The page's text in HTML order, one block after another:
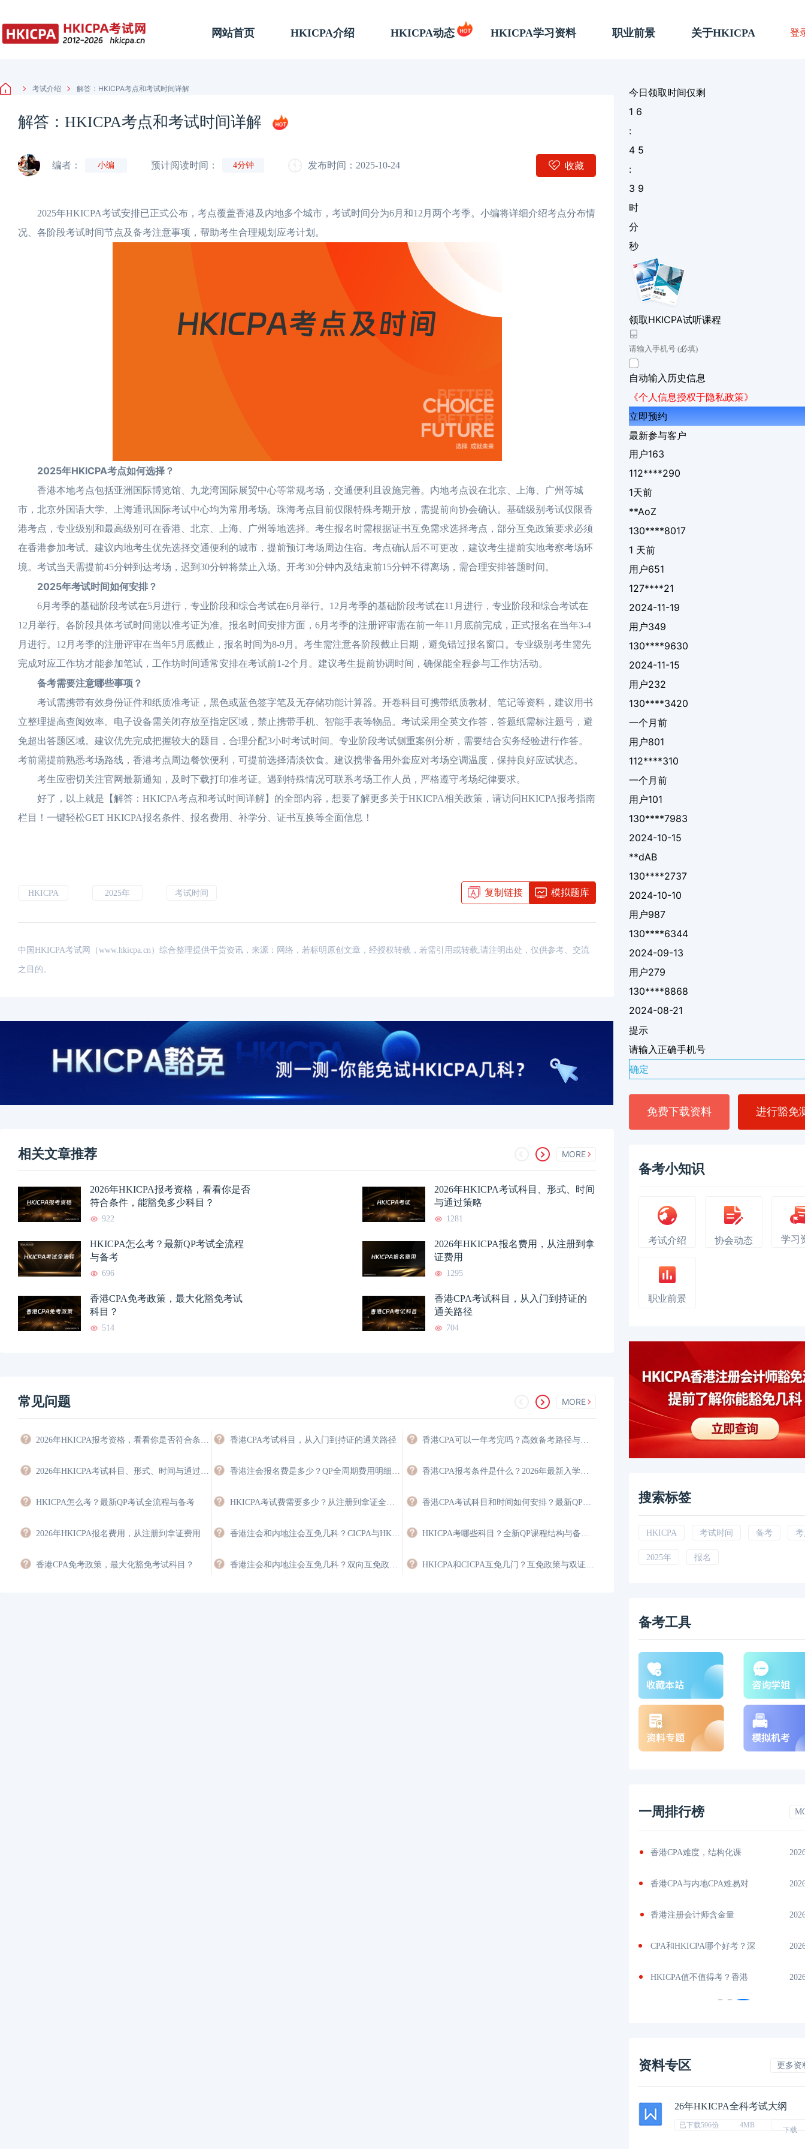
网站首页 HKICPA介绍 HKICPA动态 HKICPA学习资料 职业前景 关于HKICPA 登
考试介绍 解答：HKICPA考点和考试时间详解
解答：HKICPA考点和考试时间详解
编者： 小编 预计阅读时间： 4分钟 发布时间：2025-10-24 收藏
2025年HKICPA考试安排已正式公布，考点覆盖香港及内地多个城市，考试时间分为6月和12月两个考季。小编将详细介绍考点分布情
况、各阶段考试时间节点及备考注意事项，帮助考生合理规划应考计划。
2025年HKICPA考点如何选择？
香港本地考点包括亚洲国际博览馆、九龙湾国际展贸中心等常规考场，交通便利且设施完善。内地考点设在北京、上海、广州等城
市，北京外国语大学、上海通讯国际考试中心均为常用考场。珠海考点目前仅限特殊考期开放，需提前向协会确认。基础级别考试仅限香
港考点，专业级别和最高级别可在香港、北京、上海、广州等地选择。考生报名时需根据证书互免需求选择考点，部分互免政策要求必须
在香港参加考试。建议内地考生优先选择交通便利的城市，提前预订考场周边住宿。考点确认后不可更改，建议考生提前实地考察考场环
境。考试当天需提前45分钟到达考场，迟到30分钟将禁止入场。开考30分钟内及结束前15分钟不得离场，需合理安排答题时间。
2025年考试时间如何安排？
6月考季的基础阶段考试在5月进行，专业阶段和综合考试在6月举行。12月考季的基础阶段考试在11月进行，专业阶段和综合考试在
12月举行。各阶段具体考试时间需以准考证为准。报名时间安排方面，6月考季的注册评审需在前一年11月底前完成，正式报名在当年3-4
月进行。12月考季的注册评审在当年5月底截止，报名时间为8-9月。考生需注意各阶段截止日期，避免错过报名窗口。专业级别考生需先
完成对应工作坊才能参加笔试，工作坊时间通常安排在考试前1-2个月。建议考生提前协调时间，确保能全程参与工作坊活动。
备考需要注意哪些事项？
考试需携带有效身份证件和纸质准考证，黑色或蓝色签字笔及无存储功能计算器。开卷科目可携带纸质教材、笔记等资料，建议用书
立整理提高查阅效率。电子设备需关闭存放至指定区域，禁止携带手机、智能手表等物品。考试采用全英文作答，答题纸需标注题号，避
免超出答题区域。建议优先完成把握较大的题目，合理分配3小时考试时间。专业阶段考试侧重案例分析，需要结合实务经验进行作答。
考前需提前熟悉考场路线，香港考点周边餐饮便利，可提前选择清淡饮食。建议携带备用外套应对考场空调温度，保持良好应试状态。
考生应密切关注官网最新通知，及时下载打印准考证。遇到特殊情况可联系考场工作人员，严格遵守考场纪律要求。
好了，以上就是【解答：HKICPA考点和考试时间详解】的全部内容，想要了解更多关于HKICPA相关政策，请访问HKICPA报考指南
栏目！一键轻松GET HKICPA报名条件、报名费用、补学分、证书互换等全面信息！
HKICPA 2025年 考试时间 复制链接 模拟题库
中国HKICPA考试网（www.hkicpa.cn）综合整理提供干货资讯，来源：网络，若标明原创文章，经授权转载，若需引用或转载,请注明出处，仅供参考、交流
之目的。
相关文章推荐 MORE
2026年HKICPA报考资格，看看你是否
符合条件，能豁免多少科目？
922
2026年HKICPA考试科目、形式、时间
与通过策略
1281
HKICPA怎么考？最新QP考试全流程
与备考
696
2026年HKICPA报名费用，从注册到拿
证费用
1295
香港CPA免考政策，最大化豁免考试
科目？
514
香港CPA考试科目，从入门到持证的
通关路径
704
常见问题 MORE
HKICPA怎么考？最新QP考试全流程与备考
2026年HKICPA报名费用，从注册到拿证费用
香港CPA免考政策，最大化豁免考试科目？
香港CPA考试科目，从入门到持证的通关路径
今日领取时间仅剩
1 6
:
4 5
:
3 8
时
分
秒
领取HKICPA试听课程
自动输入历史信息
《个人信息授权于隐私政策》
立即预约
最新参与客户
用户163
112****290
1天前
**AoZ
130****8017
1 天前
用户651
127****21
2024-11-19
用户349
130****9630
2024-11-15
用户232
130****3420
一个月前
用户801
112****310
一个月前
用户101
130****7983
2024-10-15
**dAB
130****2737
2024-10-10
用户987
130****6344
2024-09-13
用户279
130****8868
2024-08-21
提示
请输入正确手机号
确定
免费下载资料 进行豁免
备考小知识
考试介绍 协会动态 学习
职业前景
搜索标签
HKICPA 考试时间 备考
2025年 报名
备考工具
一周排行榜
香港CPA难度，结构化课
香港CPA与内地CPA难易对
香港注册会计师含金量
CPA和HKICPA哪个好考？深
HKICPA值不值得考？香港
资料专区 更多资
26年HKICPA全科考试大纲
已下载596份 4MB
下载